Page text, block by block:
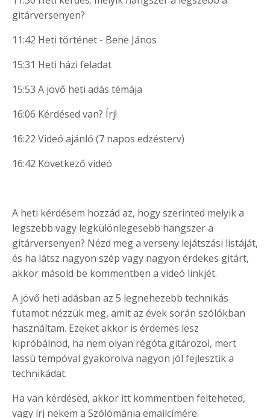
gitárversenyen?
11:42 Heti történet - Bene János
15:31 Heti házi feladat
15:53 A jövő heti adás témája
16:06 Kérdésed van? Írj!
16:22 Videó ajánló (7 napos edzésterv)
16:42 Következő videó
A heti kérdésem hozzád az, hogy szerinted melyik a
legszebb vagy legkülönlegesebb hangszer a
gitárversenyen? Nézd meg a verseny lejátszási listáját,
és ha látsz nagyon szép vagy nagyon érdekes gitárt,
akkor másold be kommentben a videó linkjét.
A jövő heti adásban az 5 legnehezebb technikás
futamot nézzük meg, amit az évek során szólókban
használtam. Ezeket akkor is érdemes lesz
kipróbálnod, ha nem olyan régóta gitározol, mert
lassú tempóval gyakorolva nagyon jól fejlesztik a
technikádat.
Ha van kérdésed, akkor itt kommentben felteheted,
vagy írj nekem a Szólómánia emailcímére.